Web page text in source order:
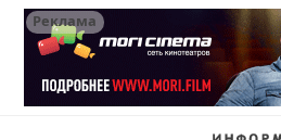
Реклама